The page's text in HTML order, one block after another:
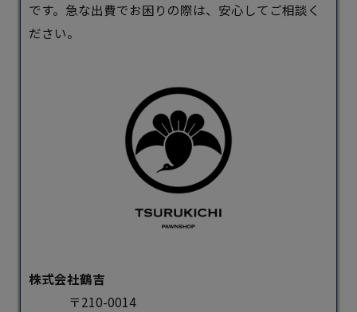
です。​急な出費でお困りの際は、安心してご相談く
ださい。
株式会社鶴吉
〒210-0014